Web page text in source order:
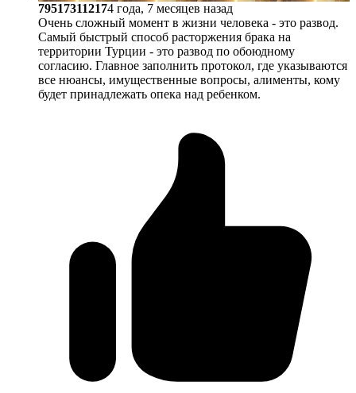
795173112174 года, 7 месяцев назад
Очень сложный момент в жизни человека - это развод.
Самый быстрый способ расторжения брака на
территории Турции - это развод по обоюдному
согласию. Главное заполнить протокол, где указываются
все нюансы, имущественные вопросы, алименты, кому
будет принадлежать опека над ребенком.